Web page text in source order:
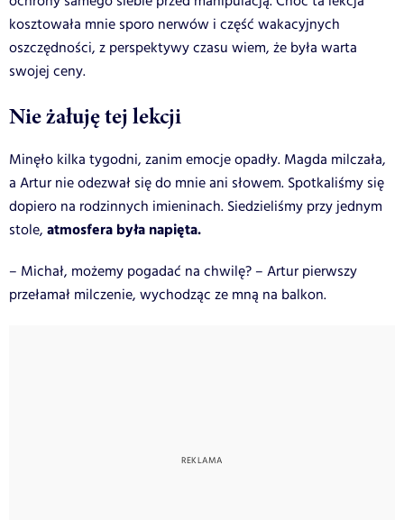
kosztowała mnie sporo nerwów i część wakacyjnych
oszczędności, z perspektywy czasu wiem, że była warta
swojej ceny.
Nie żałuję tej lekcji
Minęło kilka tygodni, zanim emocje opadły. Magda milczała,
a Artur nie odezwał się do mnie ani słowem. Spotkaliśmy się
dopiero na rodzinnych imieninach. Siedzieliśmy przy jednym
stole, atmosfera była napięta.
– Michał, możemy pogadać na chwilę? – Artur pierwszy
przełamał milczenie, wychodząc ze mną na balkon.